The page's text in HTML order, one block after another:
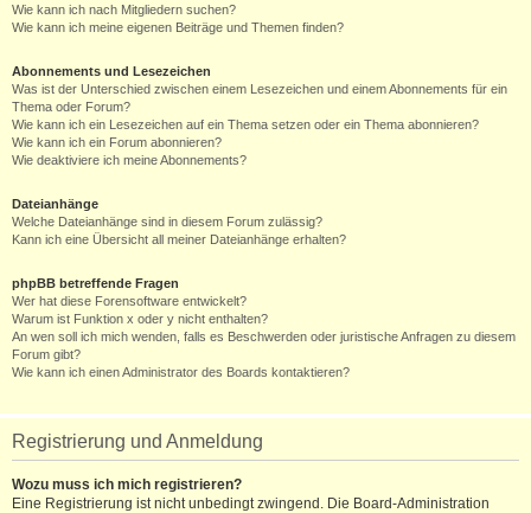
Wie kann ich nach Mitgliedern suchen?
Wie kann ich meine eigenen Beiträge und Themen finden?
Abonnements und Lesezeichen
Was ist der Unterschied zwischen einem Lesezeichen und einem Abonnements für ein
Thema oder Forum?
Wie kann ich ein Lesezeichen auf ein Thema setzen oder ein Thema abonnieren?
Wie kann ich ein Forum abonnieren?
Wie deaktiviere ich meine Abonnements?
Dateianhänge
Welche Dateianhänge sind in diesem Forum zulässig?
Kann ich eine Übersicht all meiner Dateianhänge erhalten?
phpBB betreffende Fragen
Wer hat diese Forensoftware entwickelt?
Warum ist Funktion x oder y nicht enthalten?
An wen soll ich mich wenden, falls es Beschwerden oder juristische Anfragen zu diesem
Forum gibt?
Wie kann ich einen Administrator des Boards kontaktieren?
Registrierung und Anmeldung
Wozu muss ich mich registrieren?
Eine Registrierung ist nicht unbedingt zwingend. Die Board-Administration